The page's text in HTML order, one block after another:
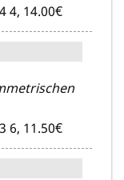
4, 14.00€
6, 11.50€